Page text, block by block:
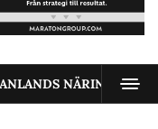
NÄRINGSLIV